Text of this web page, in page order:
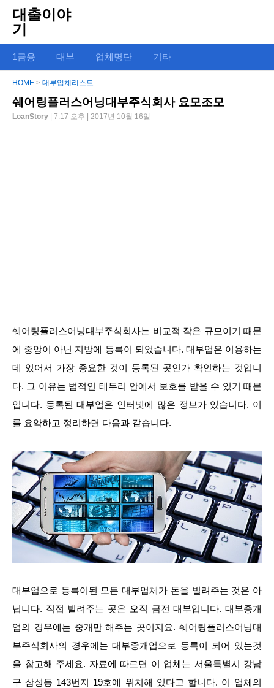
대출이야
기
1금융 대부 업체명단 기타
HOME > 대부업체리스트
쉐어링플러스어닝대부주식회사 요모조모
LoanStory | 7:17 오후 | 2017년 10월 16일
쉐어링플러스어닝대부주식회사는 비교적 작은 규모이기 때문
에 중앙이 아닌 지방에 등록이 되었습니다. 대부업은 이용하는
데 있어서 가장 중요한 것이 등록된 곳인가 확인하는 것입니
다. 그 이유는 법적인 테두리 안에서 보호를 받을 수 있기 때문
입니다. 등록된 대부업은 인터넷에 많은 정보가 있습니다. 이
를 요약하고 정리하면 다음과 같습니다.
대부업으로 등록이된 모든 대부업체가 돈을 빌려주는 것은 아
닙니다. 직접 빌려주는 곳은 오직 금전 대부입니다. 대부중개
업의 경우에는 중개만 해주는 곳이지요. 쉐어링플러스어닝대
부주식회사의 경우에는 대부중개업으로 등록이 되어 있는것
을 참고해 주세요. 자료에 따르면 이 업체는 서울특별시 강남
구 삼성동 143번지 19호에 위치해 있다고 합니다. 이 업체의